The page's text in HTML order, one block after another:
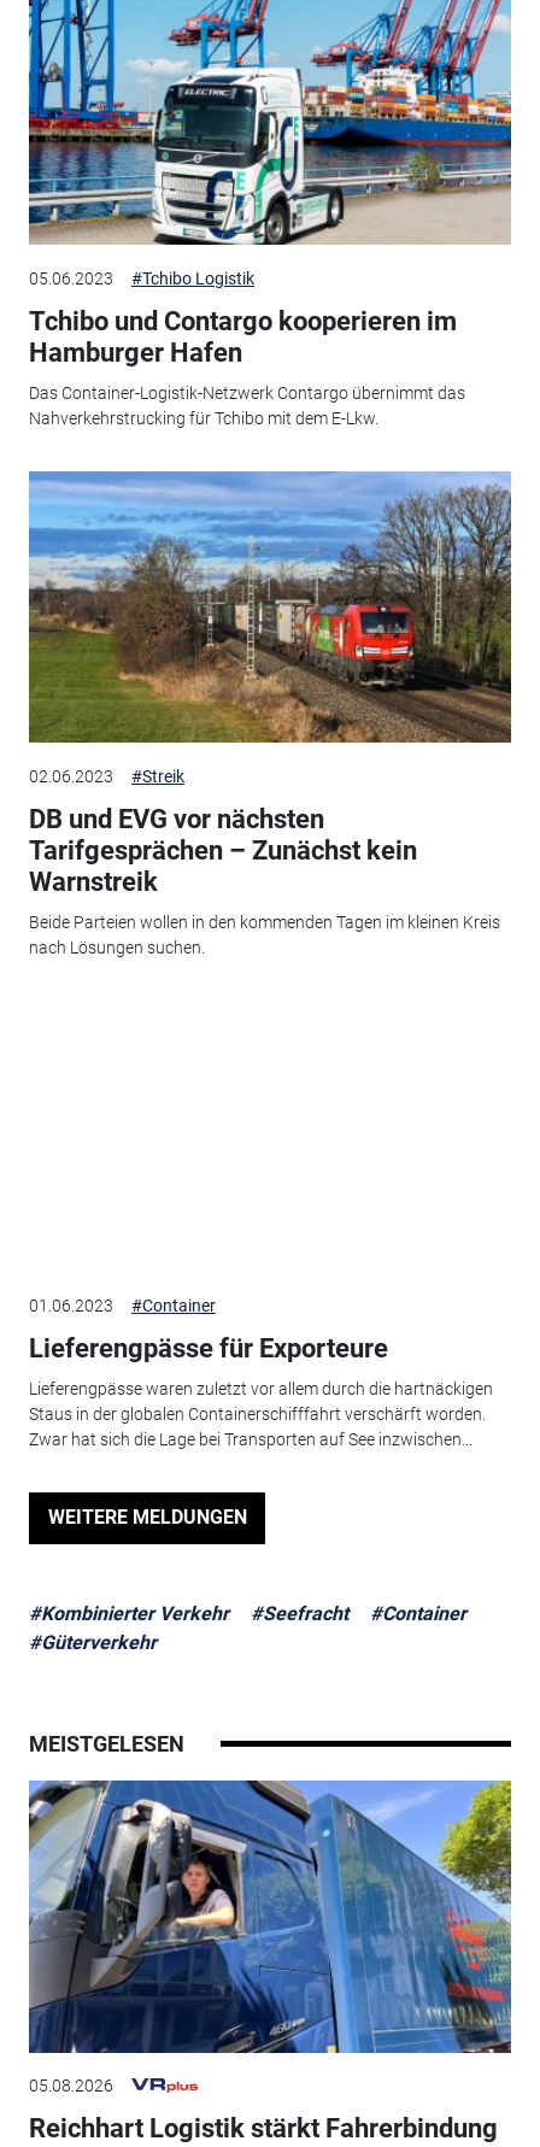
05.06.2023 #Tchibo Logistik
Tchibo und Contargo kooperieren im
Hamburger Hafen
Das Container-Logistik-Netzwerk Contargo übernimmt das
Nahverkehrstrucking für Tchibo mit dem E-Lkw.
02.06.2023 #Streik
DB und EVG vor nächsten
Tarifgesprächen – Zunächst kein
Warnstreik
Beide Parteien wollen in den kommenden Tagen im kleinen Kreis
nach Lösungen suchen.
01.06.2023 #Container
Lieferengpässe für Exporteure
Lieferengpässe waren zuletzt vor allem durch die hartnäckigen
Staus in der globalen Containerschifffahrt verschärft worden.
Zwar hat sich die Lage bei Transporten auf See inzwischen...
WEITERE MELDUNGEN
#Kombinierter Verkehr #Seefracht
#Container
#Güterverkehr
MEISTGELESEN
05.08.2026
Reichhart Logistik stärkt Fahrerbindung